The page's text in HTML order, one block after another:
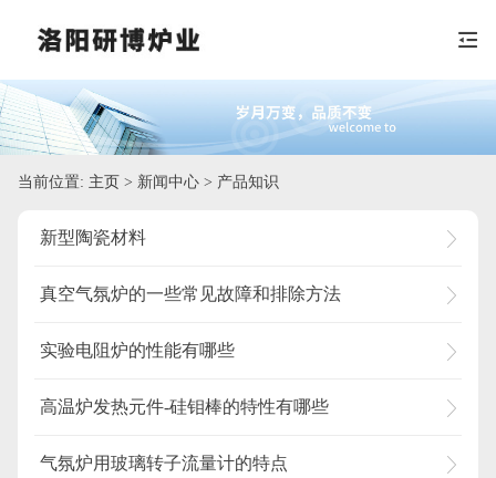
当前位置: 主页 > 新闻中心 > 产品知识
新型陶瓷材料
真空气氛炉的一些常见故障和排除方法
实验电阻炉的性能有哪些
高温炉发热元件-硅钼棒的特性有哪些
气氛炉用玻璃转子流量计的特点